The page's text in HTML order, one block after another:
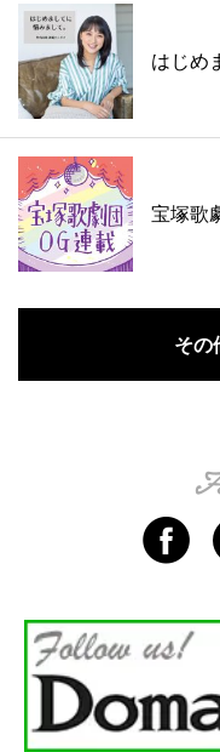
はじめ
宝塚歌
その